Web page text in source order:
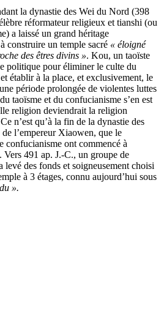
la dynastie des Wei du Nord (398
réformateur religieux et tianshi (ou
a laissé un grand héritage
construire un temple sacré « éloigné
des êtres divins ». Kou, un taoïste
politique pour éliminer le culte du
établir à la place, et exclusivement, le
période prolongée de violentes luttes
taoïsme et du confucianisme s’en est
religion deviendrait la religion
n’est qu’à la fin de la dynastie des
l’empereur Xiaowen, que le
confucianisme ont commencé à
Vers 491 ap. J.-C., un groupe de
des fonds et soigneusement choisi
à 3 étages, connu aujourd’hui sous
».